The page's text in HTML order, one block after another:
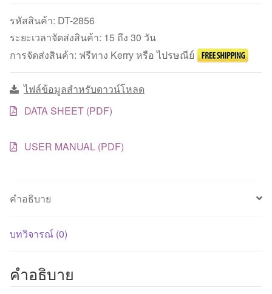
รหัสสินค้า: DT-2856
ระยะเวลาจัดส่งสินค้า: 15 ถึง 30 วัน
การจัดส่งสินค้า: ฟรีทาง Kerry หรือ ไปรษณีย์
ไฟล์ข้อมูลสำหรับดาวน์โหลด
DATA SHEET (PDF)
USER MANUAL (PDF)
คำอธิบาย
บทวิจารณ์ (0)
คำอธิบาย